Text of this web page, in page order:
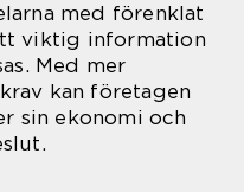
med förenklat
viktig information
Med mer
kan företagen
sin ekonomi och